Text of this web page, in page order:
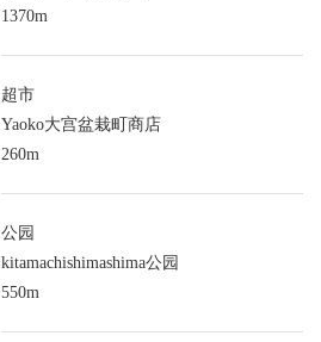
1370m
超市
Yaoko大宫盆栽町商店
260m
公园
kitamachishimashima公园
550m